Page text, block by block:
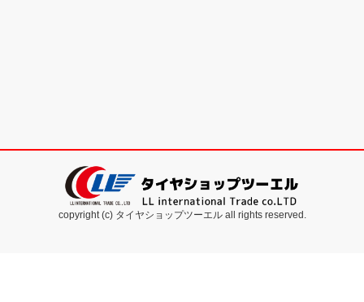
copyright (c) タイヤショップツーエル all rights reserved.